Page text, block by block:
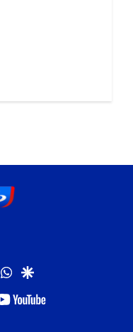
whatsapp
google
youtube-